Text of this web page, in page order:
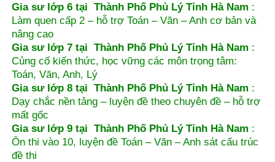
Gia sư lớp 6 tại Thành Phố Phủ Lý Tỉnh Hà Nam :
Làm quen cấp 2 – hỗ trợ Toán – Văn – Anh cơ bản và
nâng cao
Gia sư lớp 7 tại Thành Phố Phủ Lý Tỉnh Hà Nam :
Củng cố kiến thức, học vững các môn trọng tâm:
Toán, Văn, Anh, Lý
Gia sư lớp 8 tại Thành Phố Phủ Lý Tỉnh Hà Nam :
Dạy chắc nền tảng – luyện đề theo chuyên đề – hỗ trợ
mất gốc
Gia sư lớp 9 tại Thành Phố Phủ Lý Tỉnh Hà Nam :
Ôn thi vào 10, luyện đề Toán – Văn – Anh sát cấu trúc
đề thi